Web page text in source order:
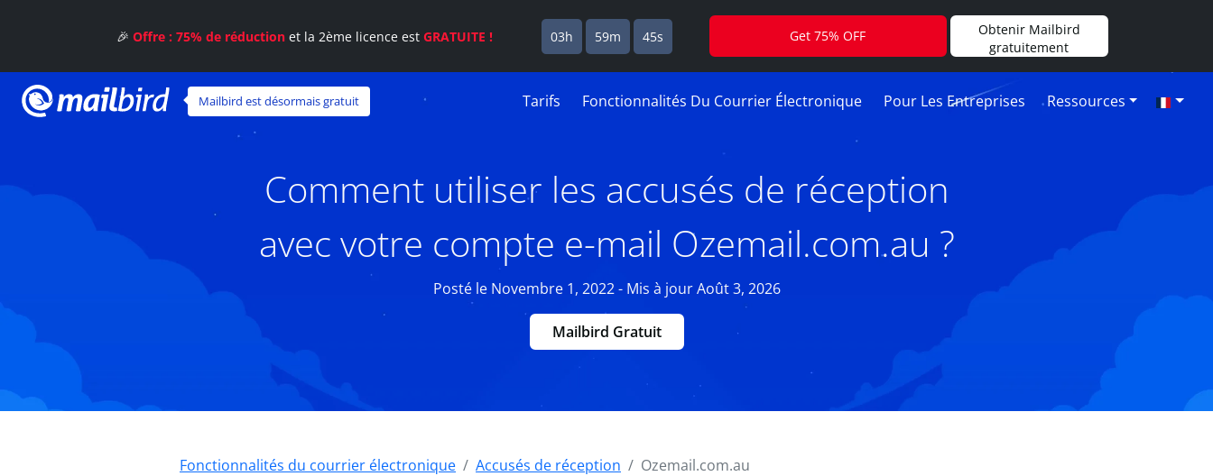
Mailbird est désormais gratuit Tarifs Fonctionnalités Du Courrier Électronique Pour Les Entreprises Ressources
Comment utiliser les accusés de réception
avec votre compte e-mail Ozemail.com.au ?
Posté le Novembre 1, 2022 - Mis à jour Août 3, 2026
Mailbird Gratuit
Fonctionnalités du courrier électronique Accusés de réception Ozemail.com.au
🎉 Offre : 75% de réductionet la 2ème licence est GRATUITE ! 03h 59m 45s Get 75% OFF
Obtenir Mailbird
gratuitement